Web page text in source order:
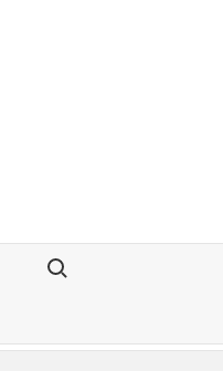
Search for: